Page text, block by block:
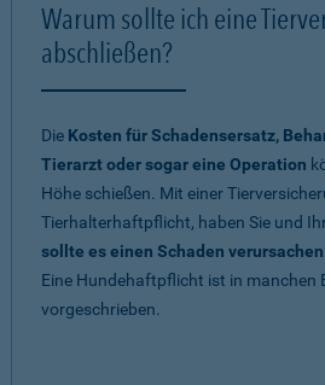
Warum sollte ich eine
abschließen?
Die Kosten für Schadensersatz,
Tierarzt oder sogar eine Operation
Höhe schießen. Mit einer
Tierhalterhaftpflicht, haben Sie und
sollte es einen Schaden
Eine Hundehaftpflicht ist in manchen
vorgeschrieben.